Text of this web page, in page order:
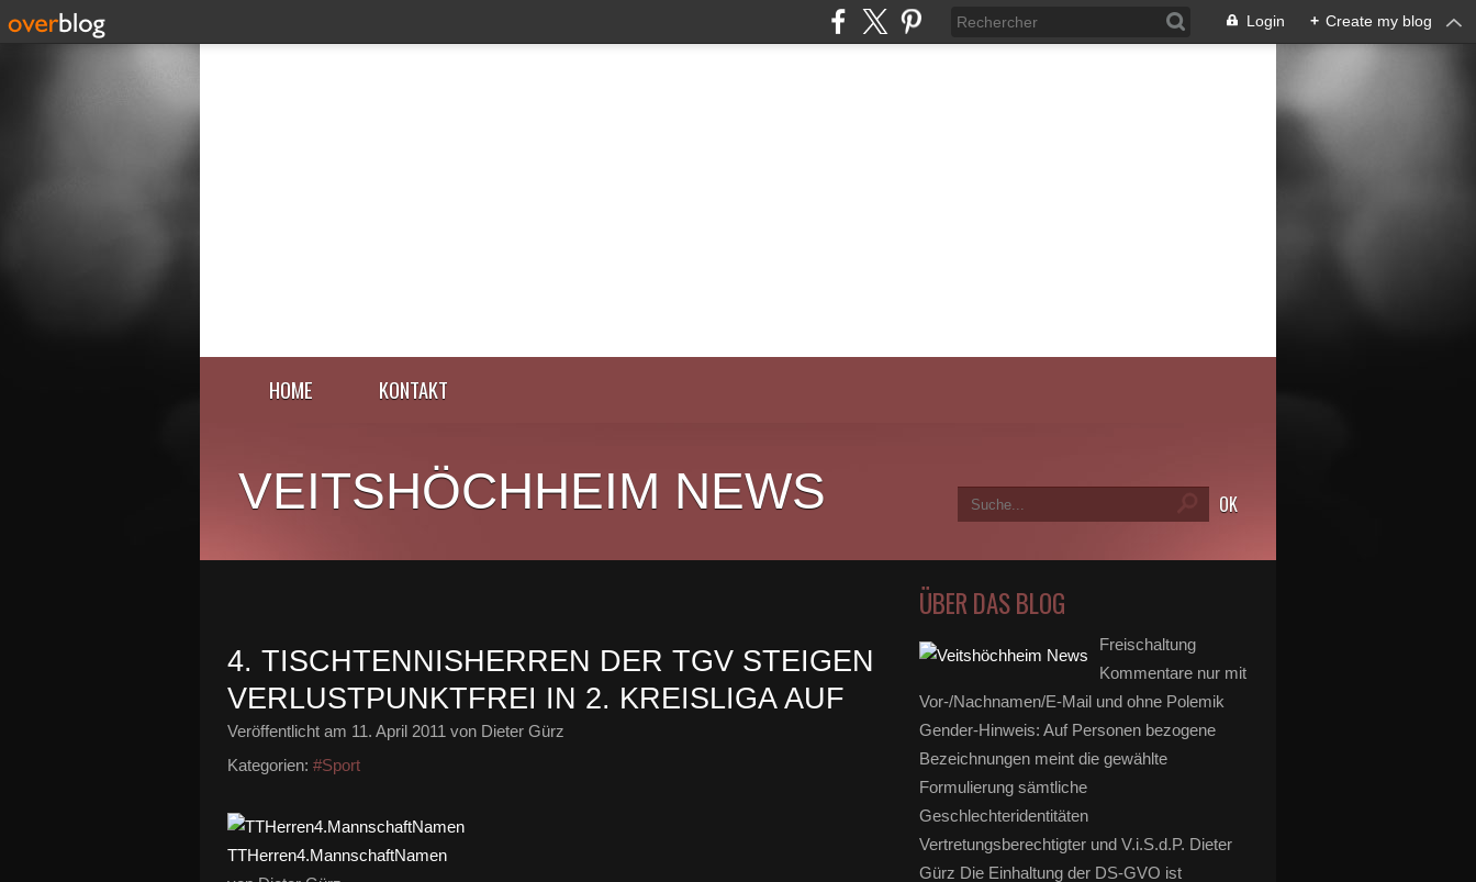
Login + Create my blog
HOME KONTAKT
VEITSHÖCHHEIM NEWS
4. TISCHTENNISHERREN DER TGV STEIGEN
VERLUSTPUNKTFREI IN 2. KREISLIGA AUF
Veröffentlicht am 11. April 2011 von Dieter Gürz
Kategorien: #Sport
TTHerren4.MannschaftNamen
ÜBER DAS BLOG
Freischaltung
Kommentare nur mit
Vor-/Nachnamen/E-Mail und ohne Polemik
Gender-Hinweis: Auf Personen bezogene
Bezeichnungen meint die gewählte
Formulierung sämtliche
Geschlechteridentitäten
Vertretungsberechtigter und V.i.S.d.P. Dieter
Gürz Die Einhaltung der DS-GVO ist